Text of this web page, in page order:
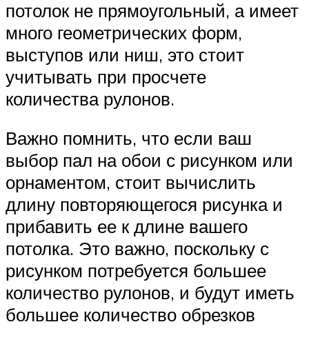
потолок не прямоугольный, а имеет
много геометрических форм,
выступов или ниш, это стоит
учитывать при просчете
количества рулонов.
Важно помнить, что если ваш
выбор пал на обои с рисунком или
орнаментом, стоит вычислить
длину повторяющегося рисунка и
прибавить ее к длине вашего
потолка. Это важно, поскольку с
рисунком потребуется большее
количество рулонов, и будут иметь
большее количество обрезков